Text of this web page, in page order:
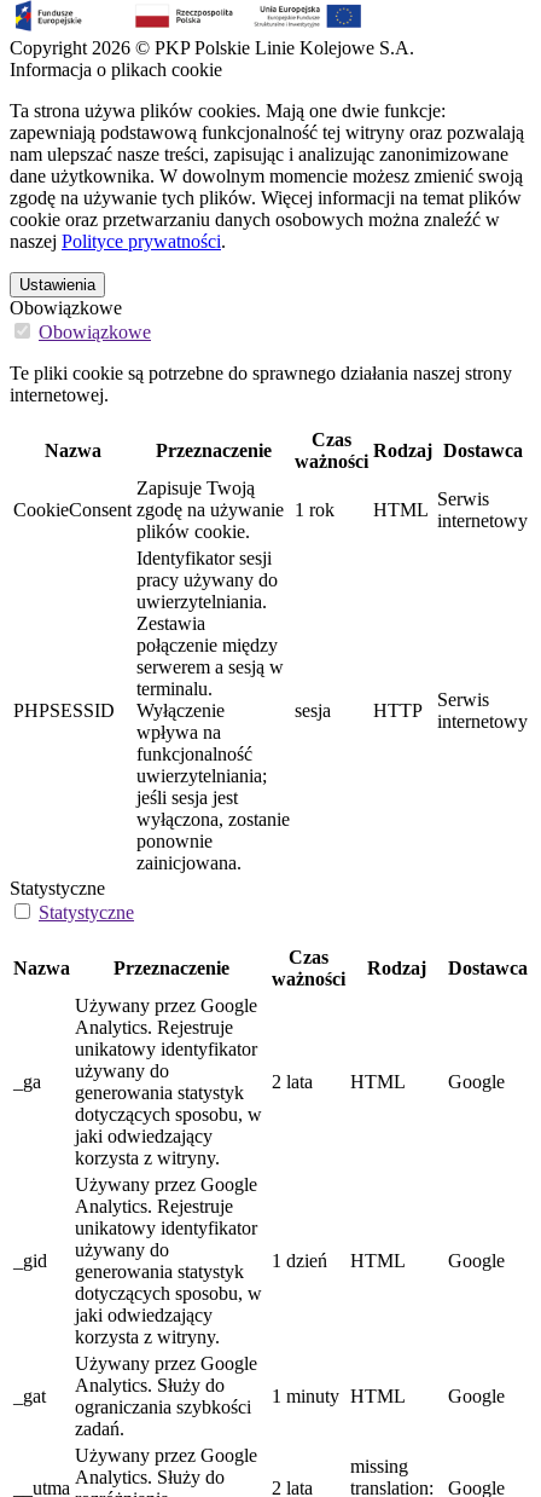
Copyright 2026 © PKP Polskie Linie Kolejowe S.A.
Informacja o plikach cookie
Ta strona używa plików cookies. Mają one dwie funkcje:
zapewniają podstawową funkcjonalność tej witryny oraz pozwalają
nam ulepszać nasze treści, zapisując i analizując zanonimizowane
dane użytkownika. W dowolnym momencie możesz zmienić swoją
zgodę na używanie tych plików. Więcej informacji na temat plików
cookie oraz przetwarzaniu danych osobowych można znaleźć w
naszej Polityce prywatności.
Ustawienia
Obowiązkowe
Obowiązkowe
Te pliki cookie są potrzebne do sprawnego działania naszej strony
internetowej.
Nazwa Przeznaczenie
Czas
ważności
Rodzaj Dostawca
CookieConsent
Zapisuje Twoją
zgodę na używanie
plików cookie.
1 rok HTML
Serwis
internetowy
PHPSESSID
Identyfikator sesji
pracy używany do
uwierzytelniania.
Zestawia
połączenie między
serwerem a sesją w
terminalu.
Wyłączenie
wpływa na
funkcjonalność
uwierzytelniania;
jeśli sesja jest
wyłączona, zostanie
ponownie
zainicjowana.
sesja HTTP
Serwis
internetowy
Statystyczne
Statystyczne
Nazwa Przeznaczenie
Czas
ważności
Rodzaj Dostawca
_ga
Używany przez Google
Analytics. Rejestruje
unikatowy identyfikator
używany do
generowania statystyk
dotyczących sposobu, w
jaki odwiedzający
korzysta z witryny.
2 lata HTML Google
_gid
Używany przez Google
Analytics. Rejestruje
unikatowy identyfikator
używany do
generowania statystyk
dotyczących sposobu, w
jaki odwiedzający
korzysta z witryny.
1 dzień HTML Google
_gat
Używany przez Google
Analytics. Służy do
ograniczania szybkości
zadań.
1 minuty HTML Google
__utma
Używany przez Google
Analytics. Służy do
2 lata
missing
translation:
Google